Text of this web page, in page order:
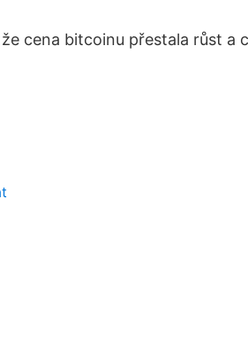
cena bitcoinu přestala růst a